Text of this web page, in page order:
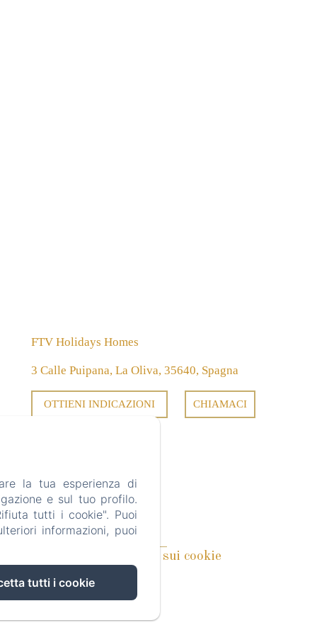
FTV Holidays Homes
3 Calle Puipana, La Oliva, 35640, Spagna
OTTIENI INDICAZIONI CHIAMACI
Informazioni sui cookie
la tua esperienza di
e sul tuo profilo.
tutti i cookie". Puoi
informazioni, puoi
tutti i cookie